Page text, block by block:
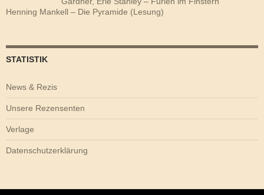
Henning Mankell – Die Pyramide (Lesung)
STATISTIK
News & Rezis
Unsere Rezensenten
Verlage
Datenschutzerklärung